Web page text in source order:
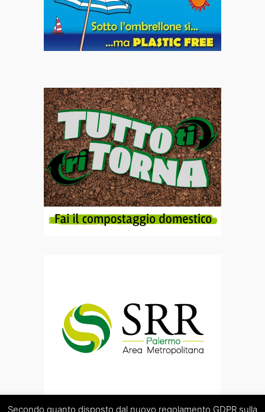
Secondo quanto disposto dal nuovo regolamento GDPR sulla